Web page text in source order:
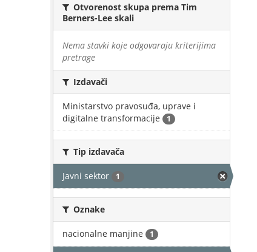
Otvorenost skupa prema Tim
Berners-Lee skali
Nema stavki koje odgovaraju kriterijima
pretrage
Izdavači
Ministarstvo pravosuđa, uprave i
digitalne transformacije
1
Tip izdavača
Javni sektor 1
Oznake
nacionalne manjine 1